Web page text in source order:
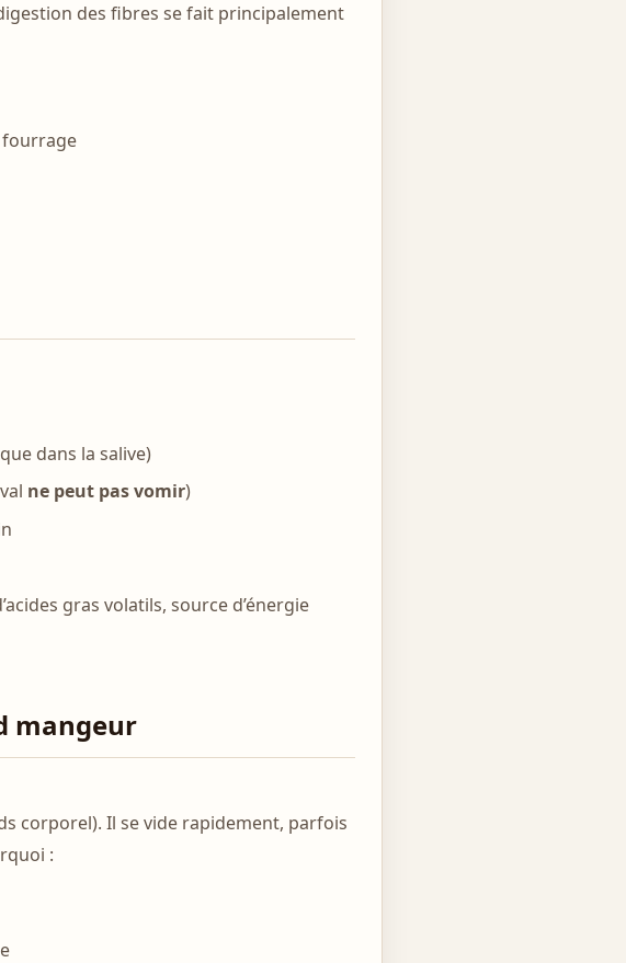
des fibres se fait principalement
fourrage
dans la salive)
ne peut pas vomir)
gras volatils, source d’énergie
mangeur
corporel). Il se vide rapidement, parfois
: